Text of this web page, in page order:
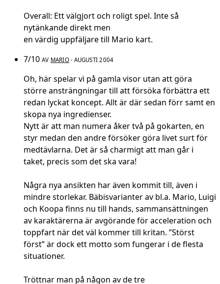
Overall: Ett välgjort och roligt spel. Inte så
nytänkande direkt men
en värdig uppfäljare till Mario kart.
7/10 AV MARIO· AUGUSTI 2004
Oh, här spelar vi på gamla visor utan att göra
större ansträngningar till att försöka förbättra ett
redan lyckat koncept. Allt är där sedan förr samt en
skopa nya ingredienser.
Nytt är att man numera åker två på gokarten, en
styr medan den andre försöker göra livet surt för
medtävlarna. Det är så charmigt att man går i
taket, precis som det ska vara!
Några nya ansikten har även kommit till, även i
mindre storlekar. Bäbisvarianter av bl.a. Mario, Luigi
och Koopa finns nu till hands, sammansättningen
av karaktärerna är avgörande för acceleration och
toppfart när det väl kommer till kritan. ”Störst
först” är dock ett motto som fungerar i de flesta
situationer.
Tröttnar man på någon av de tre